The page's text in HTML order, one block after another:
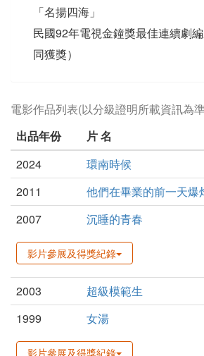
「名揚四海」
民國92年電視金鐘獎最佳連續劇
同獲獎）
電影作品列表(以分級證明所載資訊為準
出品年份
片 名
2024
環南時候
2011
他們在畢業的前一天爆
2007
沉睡的青春
影片參展及得獎紀錄
2003
超級模範生
1999
女湯
影片參展及得獎紀錄